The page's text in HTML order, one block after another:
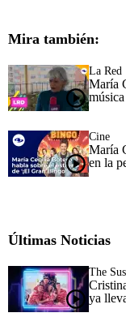
Mira también:
La Red
María
Cine
María
en la
Últimas Noticias
The
ya